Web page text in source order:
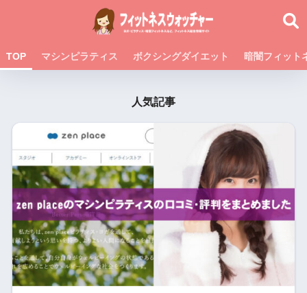
TOP マシンピラティス ボクシングダイエット 暗闇フィット
人気記事